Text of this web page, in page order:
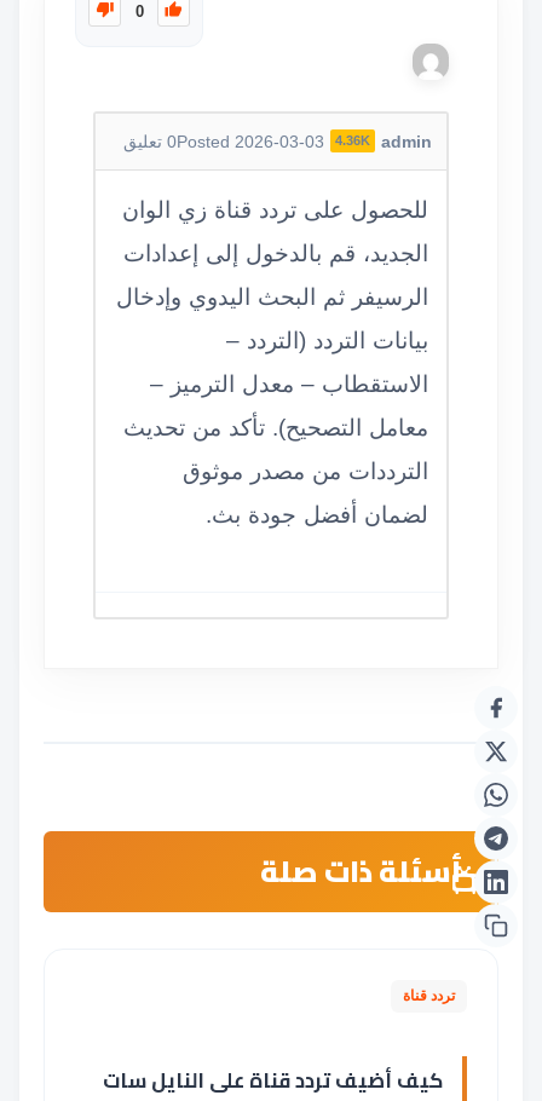
0
admin
4.36K
Posted 2026-03-03
0 تعليق
للحصول على تردد قناة زي الوان
الجديد، قم بالدخول إلى إعدادات
الرسيفر ثم البحث اليدوي وإدخال
بيانات التردد (التردد –
الاستقطاب – معدل الترميز –
معامل التصحيح). تأكد من تحديث
الترددات من مصدر موثوق
لضمان أفضل جودة بث.
أسئلة ذات صلة
تردد قناة
كيف أضيف تردد قناة على النايل سات